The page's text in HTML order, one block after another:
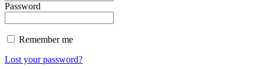
Password
Remember me
Lost your password?